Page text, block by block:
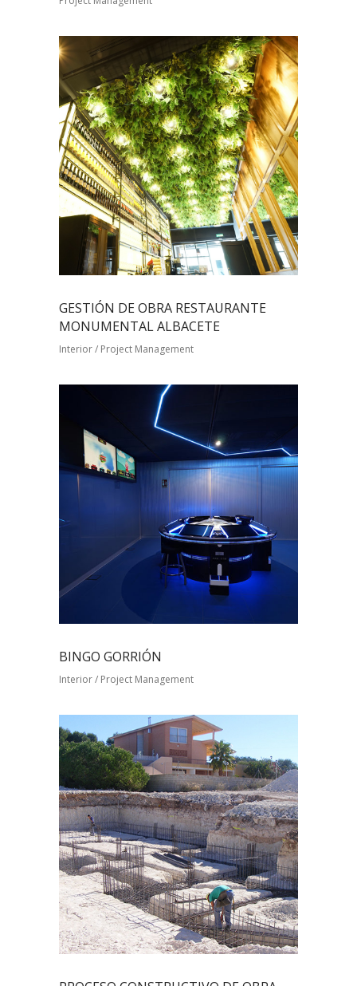
GESTIÓN DE OBRA RESTAURANTE
MONUMENTAL ALBACETE
Interior / Project Management
BINGO GORRIÓN
Interior / Project Management